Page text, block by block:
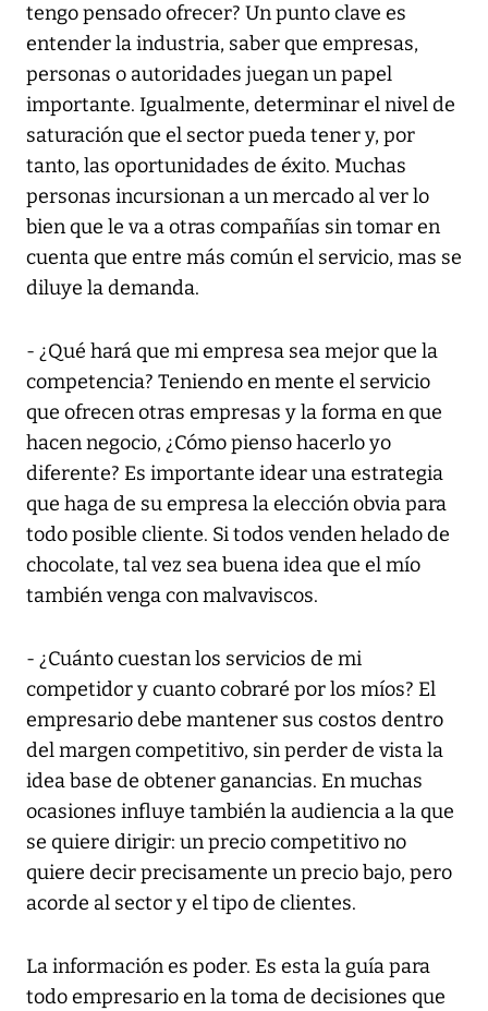
tengo pensado ofrecer? Un punto clave es
entender la industria, saber que empresas,
personas o autoridades juegan un papel
importante. Igualmente, determinar el nivel de
saturación que el sector pueda tener y, por
tanto, las oportunidades de éxito. Muchas
personas incursionan a un mercado al ver lo
bien que le va a otras compañías sin tomar en
cuenta que entre más común el servicio, mas se
diluye la demanda.
- ¿Qué hará que mi empresa sea mejor que la
competencia? Teniendo en mente el servicio
que ofrecen otras empresas y la forma en que
hacen negocio, ¿Cómo pienso hacerlo yo
diferente? Es importante idear una estrategia
que haga de su empresa la elección obvia para
todo posible cliente. Si todos venden helado de
chocolate, tal vez sea buena idea que el mío
también venga con malvaviscos.
- ¿Cuánto cuestan los servicios de mi
competidor y cuanto cobraré por los míos? El
empresario debe mantener sus costos dentro
del margen competitivo, sin perder de vista la
idea base de obtener ganancias. En muchas
ocasiones influye también la audiencia a la que
se quiere dirigir: un precio competitivo no
quiere decir precisamente un precio bajo, pero
acorde al sector y el tipo de clientes.
La información es poder. Es esta la guía para
todo empresario en la toma de decisiones que